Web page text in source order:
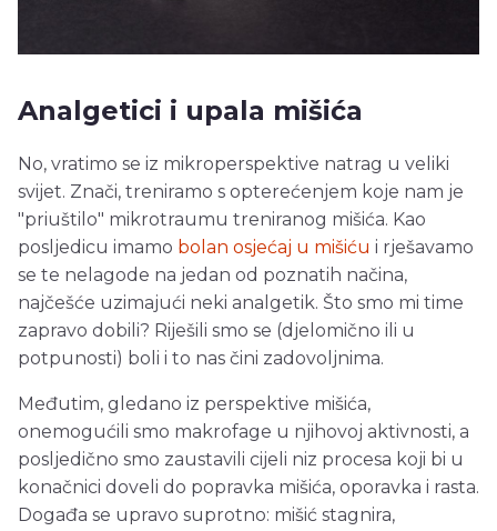
Analgetici i upala mišića
No, vratimo se iz mikroperspektive natrag u veliki
svijet. Znači, treniramo s opterećenjem koje nam je
"priuštilo" mikrotraumu treniranog mišića. Kao
posljedicu imamo bolan osjećaj u mišiću i rješavamo
se te nelagode na jedan od poznatih načina,
najčešće uzimajući neki analgetik. Što smo mi time
zapravo dobili? Riješili smo se (djelomično ili u
potpunosti) boli i to nas čini zadovoljnima.
Međutim, gledano iz perspektive mišića,
onemogućili smo makrofage u njihovoj aktivnosti, a
posljedično smo zaustavili cijeli niz procesa koji bi u
konačnici doveli do popravka mišića, oporavka i rasta.
Događa se upravo suprotno: mišić stagnira,